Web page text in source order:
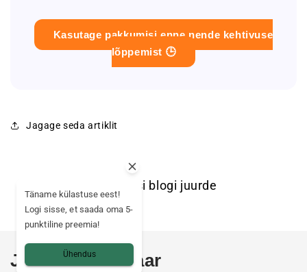
Kasutage pakkumisi enne nende kehtivuse
lõppemist 🕒
Jagage seda artiklit
Tagasi blogi juurde
Jäta kommentaar
Täname külastuse eest!
Logi sisse, et saada oma 5-
punktiline preemia!
Ühendus